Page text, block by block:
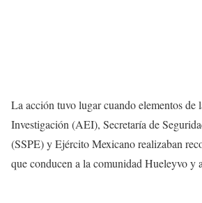
La acción tuvo lugar cuando elementos de
Investigación (AEI), Secretaría de
(SSPE) y Ejército Mexicano realizaban
que conducen a la comunidad Hueleyvo y